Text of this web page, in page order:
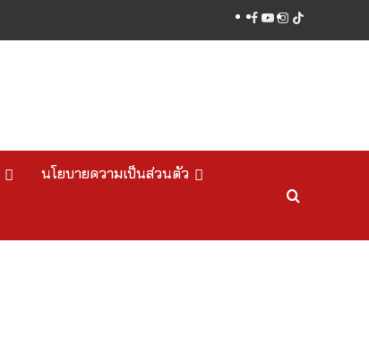
facebook
youtube
instagram
tiktok
นโยบายความเป็นส่วนตัว